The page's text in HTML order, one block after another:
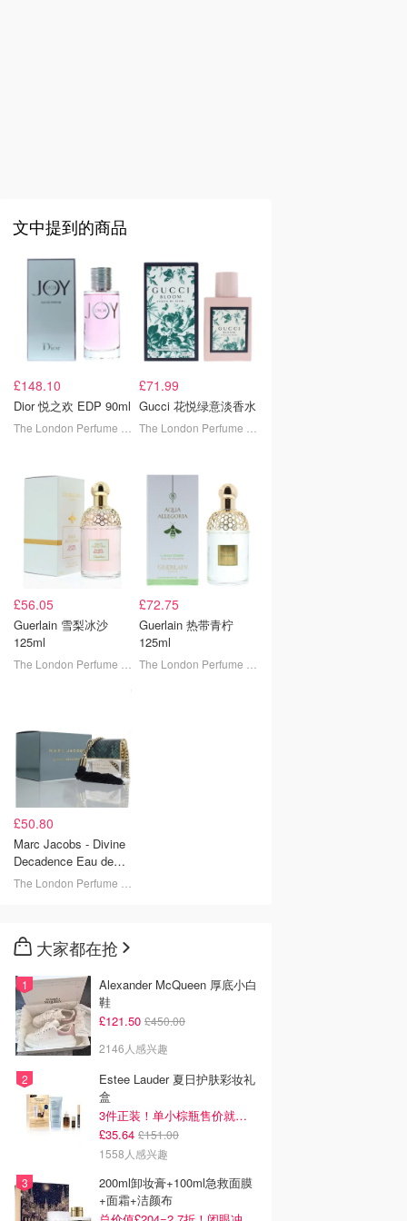
文中提到的商品
£148.10
Dior 悦之欢 EDP 90ml
£71.99
Gucci 花悦绿意淡香水
£56.05
Guerlain 雪梨冰沙
125ml
£72.75
Guerlain 热带青柠
125ml
£50.80
Marc Jacobs - Divine
Decadence Eau de
Parfum 50ml
大家都在抢
Alexander McQueen 厚底小白
鞋
£121.50 £450.00
2146人感兴趣
Estee Lauder 夏日护肤彩妆礼
盒
3件正装！单小棕瓶售价就要£65！
£35.64 £151.00
1558人感兴趣
200ml卸妆膏+100ml急救面膜
+面霜+洁颜布